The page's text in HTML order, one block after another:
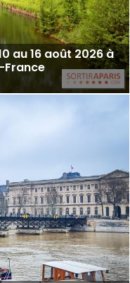
au 16 août 2026 à
France